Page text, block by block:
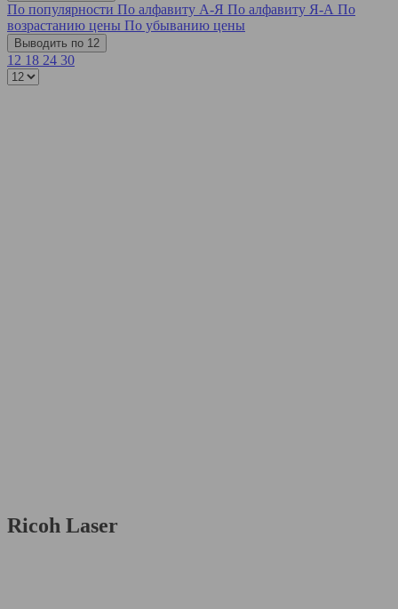
По популярности По алфавиту А-Я По алфавиту Я-А По
возрастанию цены По убыванию цены
Выводить по 12
12 18 24 30
Ricoh Laser